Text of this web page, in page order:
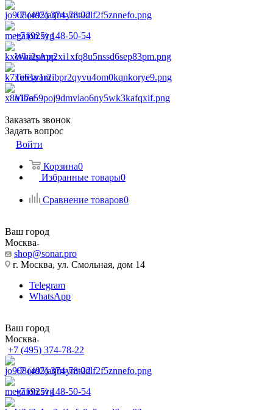
+7 (495) 374-78-22
+7 (925) 148-50-54
WhatsApp
Telegram
Viber
Заказать звонок
Задать вопрос
Войти
Корзина0
Избранные товары0
Сравнение товаров0
Ваш город
Москва
shop@sonar.pro
г. Москва, ул. Смольная, дом 14
Telegram
WhatsApp
Ваш город
Москва
+7 (495) 374-78-22
+7 (495) 374-78-22
+7 (925) 148-50-54